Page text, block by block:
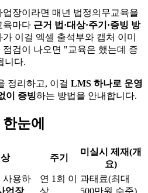
장이라면 매년 법정의무교육을
육마다 근거 법·대상·주기·증빙 방
이걸 엑셀 출석부와 캡처 이미
검이 나오면 "교육은 했는데 증
니다.
정리하고, 이걸 LMS 하나로 운영
이 증빙하는 방법을 안내합니다.
눈에
주기
미실시 제재(개
요)
사용하
업장
연 1회 이
상
과태료(최대
500만원 수준)